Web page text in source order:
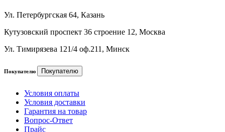
Ул. Петербургская 64, Казань
Кутузовский проспект 36 строение 12, Москва
Ул. Тимирязева 121/4 оф.211, Минск
Покупателю Покупателю
Условия оплаты
Условия доставки
Гарантия на товар
Вопрос-Ответ
Прайс